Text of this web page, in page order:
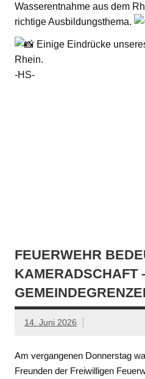
Wasserentnahme aus dem
richtige Ausbildungsthema.
Einige Eindrücke
Rhein.
-HS-
FEUERWEHR
KAMERADSCHAFT
14. Juni 2026
Am vergangenen Donnerstag
Freunden der Freiwilligen